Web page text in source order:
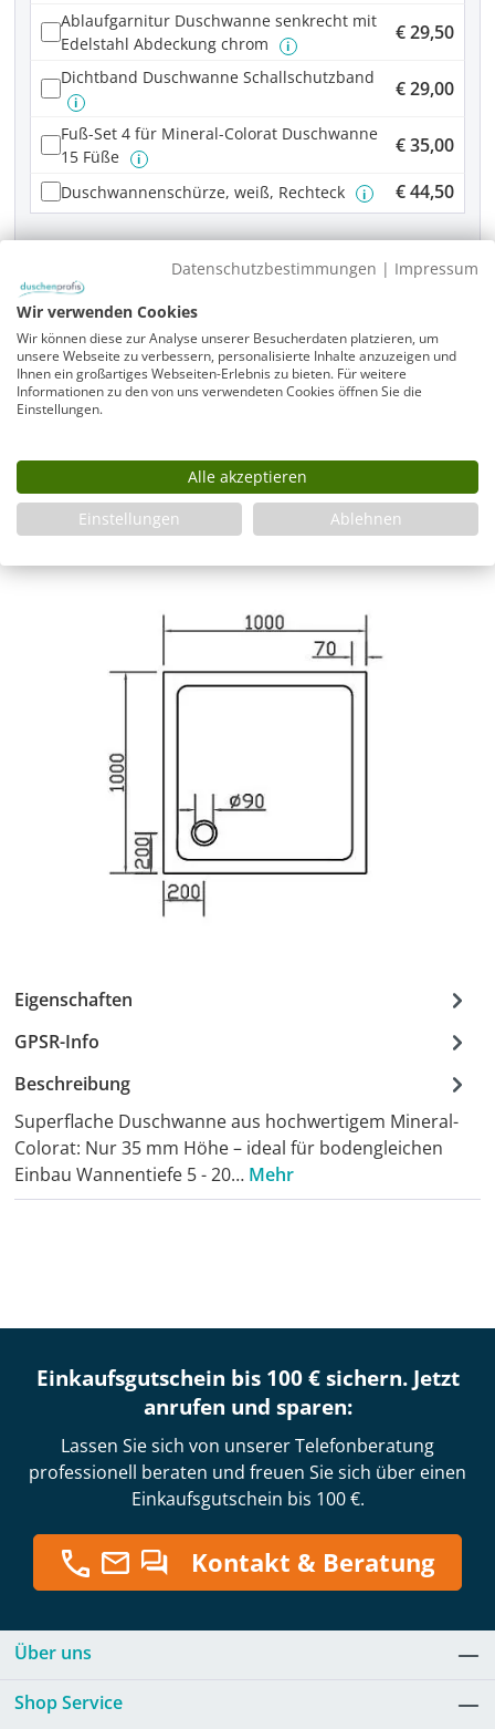
Ablaufgarnitur Duschwanne senkrecht mit
Edelstahl Abdeckung chrom
i
€ 29,50
Dichtband Duschwanne Schallschutzband
i
€ 29,00
Fuß-Set 4 für Mineral-Colorat Duschwanne
15 Füße
i
€ 35,00
Duschwannenschürze, weiß, Rechteck i € 44,50
Produkt Anzahl: Gib den gewünschten
In den Warenkorb
Infos
Fragen zum Artikel
3 Jahre Garantie & Ersatzteilservice
Montageanleitung
Montageanleitung_Duschwanne_Einbau
Eigenschaften
GPSR-Info
Beschreibung
Superflache Duschwanne aus hochwertigem Mineral-
Colorat: Nur 35 mm Höhe – ideal für bodengleichen
Einbau Wannentiefe 5 - 20… Mehr
Einkaufsgutschein bis 100 € sichern. Jetzt
anrufen und sparen:
Lassen Sie sich von unserer Telefonberatung
professionell beraten und freuen Sie sich über einen
Einkaufsgutschein bis 100 €.
Kontakt & Beratung
Über uns
Shop Service
Datenschutzbestimmungen | Impressum
Wir verwenden Cookies
Wir können diese zur Analyse unserer Besucherdaten platzieren, um
unsere Webseite zu verbessern, personalisierte Inhalte anzuzeigen und
Ihnen ein großartiges Webseiten-Erlebnis zu bieten. Für weitere
Informationen zu den von uns verwendeten Cookies öffnen Sie die
Einstellungen.
Alle akzeptieren
Einstellungen
Ablehnen